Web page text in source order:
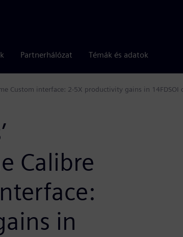
Partnerhálózat Témák és adatok
Custom interface: 2-5X productivity gains in 14FDSOI
Calibre
in